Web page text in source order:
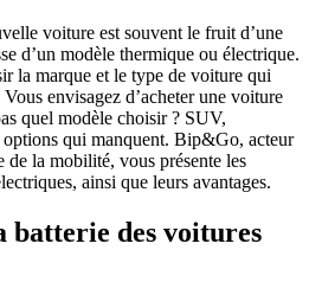
voiture est souvent le fruit d’une
d’un modèle thermique ou électrique.
la marque et le type de voiture qui
envisagez d’acheter une voiture
quel modèle choisir ? SUV,
options qui manquent. Bip&Go, acteur
de la mobilité, vous présente les
ainsi que leurs avantages.
batterie des voitures